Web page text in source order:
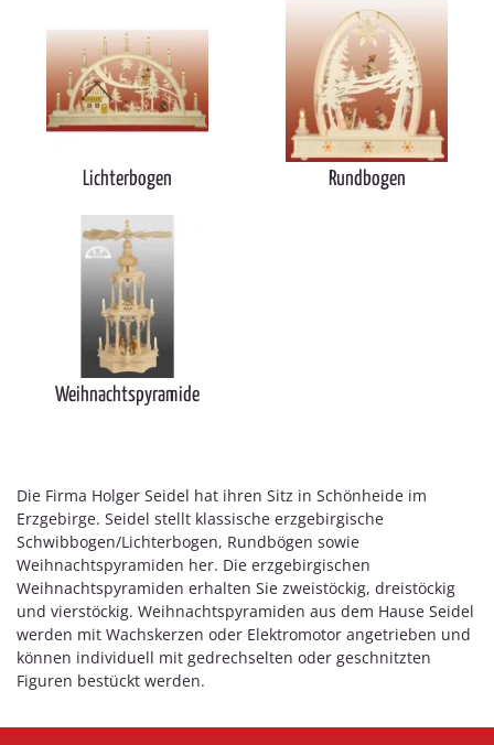
Lichterbogen Rundbogen
Weihnachtspyramide
Die Firma Holger Seidel hat ihren Sitz in Schönheide im
Erzgebirge. Seidel stellt klassische erzgebirgische
Schwibbogen/Lichterbogen, Rundbögen sowie
Weihnachtspyramiden her. Die erzgebirgischen
Weihnachtspyramiden erhalten Sie zweistöckig, dreistöckig
und vierstöckig. Weihnachtspyramiden aus dem Hause Seidel
werden mit Wachskerzen oder Elektromotor angetrieben und
können individuell mit gedrechselten oder geschnitzten
Figuren bestückt werden.